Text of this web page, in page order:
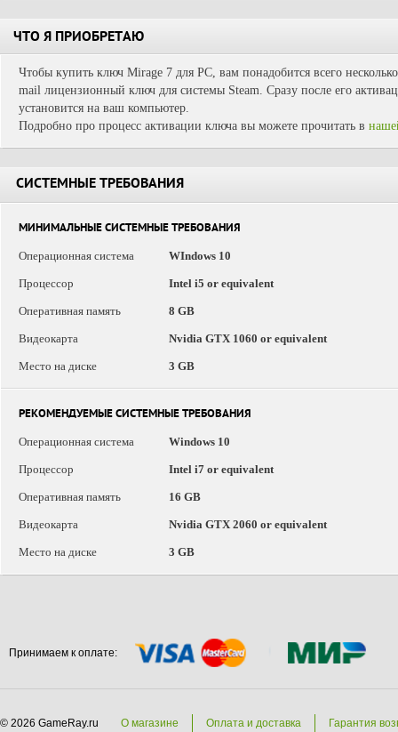
ЧТО Я ПРИОБРЕТАЮ
Чтобы купить ключ Mirage 7 для PC, вам понадобится всего
mail лицензионный ключ для системы Steam. Сразу после его
установится на ваш компьютер.
Подробно про процесс активации ключа вы можете прочитать в
СИСТЕМНЫЕ ТРЕБОВАНИЯ
МИНИМАЛЬНЫЕ СИСТЕМНЫЕ ТРЕБОВАНИЯ
Операционная система
WIndows 10
Процессор Intel i5 or equivalent
Оперативная память 8 GB
Видеокарта Nvidia GTX 1060 or equivalent
Место на диске 3 GB
РЕКОМЕНДУЕМЫЕ СИСТЕМНЫЕ ТРЕБОВАНИЯ
Операционная система
Windows 10
Процессор Intel i7 or equivalent
Оперативная память 16 GB
Видеокарта Nvidia GTX 2060 or equivalent
Место на диске 3 GB
Принимаем к оплате:
© 2026 GameRay.ru О магазине Оплата и доставка Гарантия